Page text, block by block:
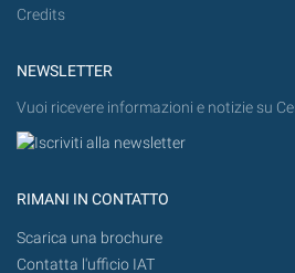
Credits
NEWSLETTER
Vuoi ricevere informazioni e notizie su
RIMANI IN CONTATTO
Scarica una brochure
Contatta l'ufficio IAT